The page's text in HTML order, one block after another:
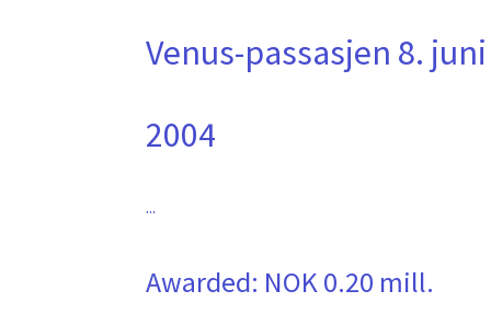
Venus-passasjen 8. juni
2004
...
Awarded: NOK 0.20 mill.